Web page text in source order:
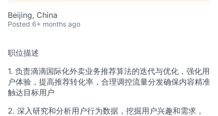
Beijing, China
Posted 6+ months ago
职位描述
1. 负责滴滴国际化外卖业务推荐算法的迭代与优化，强化用
户体验，提高推荐转化率，合理调控流量分发确保内容精准
触达目标用户
2. 深入研究和分析用户行为数据，挖掘用户兴趣和需求，